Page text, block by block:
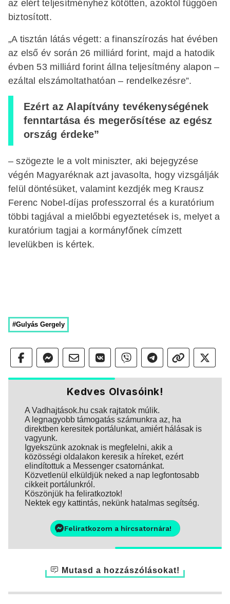
az elért teljesítményhez kötötten, azoktól függően
biztosított.
„A tisztán látás végett: a finanszírozás hat évében
az első év során 26 milliárd forint, majd a hatodik
évben 53 milliárd forint állna teljesítmény alapon –
ezáltal elszámoltathatóan – rendelkezésre”.
Ezért az Alapítvány tevékenységének
fenntartása és megerősítése az egész
ország érdeke”
– szögezte le a volt miniszter, aki bejegyzése
végén Magyaréknak azt javasolta, hogy vizsgálják
felül döntésüket, valamint kezdjék meg Krausz
Ferenc Nobel-díjas professzorral és a kuratórium
többi tagjával a mielőbbi egyeztetések is, melyet a
kuratórium tagjai a kormányfőnek címzett
levelükben is kértek.
#Gulyás Gergely
Kedves Olvasóink!
A Vadhajtások.hu csak rajtatok múlik.
A legnagyobb támogatás számunkra az, ha
direktben keresitek portálunkat, amiért hálásak is
vagyunk.
Igyekszünk azoknak is megfelelni, akik a
közösségi oldalakon keresik a híreket, ezért
elindítottuk a Messenger csatornánkat.
Közvetlenül elküldjük neked a nap legfontosabb
cikkeit portálunkról.
Köszönjük ha feliratkoztok!
Nektek egy kattintás, nekünk hatalmas segítség.
Feliratkozom a hírcsatornára!
Mutasd a hozzászólásokat!